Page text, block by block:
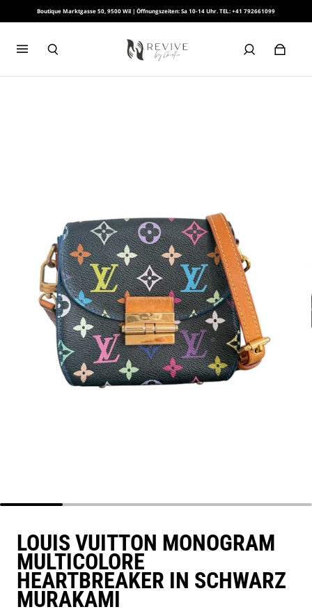
Boutique Marktgasse 50, 9500 Wil | Öffnungszeiten: Sa 10-14 Uhr. TEL: +41 792661099
LOUIS VUITTON MONOGRAM
MULTICOLORE
HEARTBREAKER IN SCHWARZ
MURAKAMI